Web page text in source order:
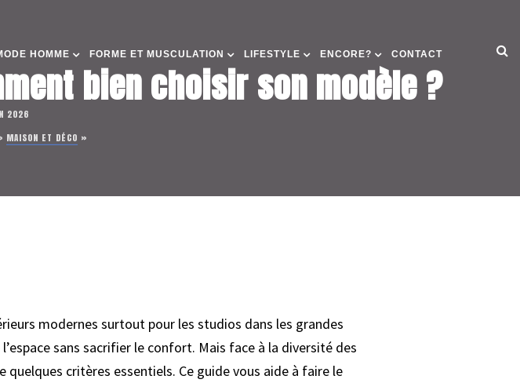
HOMME FORME ET MUSCULATION LIFESTYLE ENCORE? CONTACT
bien choisir son modèle ?
2026
MAISON ET DÉCO »
modernes surtout pour les studios dans les grandes
sans sacrifier le confort. Mais face à la diversité des
critères essentiels. Ce guide vous aide à faire le